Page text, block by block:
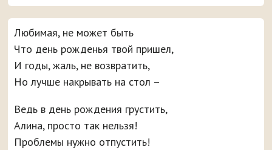
Любимая, не может быть
Что день рожденья твой пришел,
И годы, жаль, не возвратить,
Но лучше накрывать на стол –
Ведь в день рождения грустить,
Алина, просто так нельзя!
Проблемы нужно отпустить!